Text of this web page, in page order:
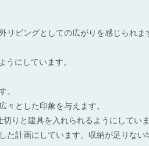
リビングとしての広がりを感じられま
うにしています。
。
々とした印象を与えます。
りと建具を入れられるようにしていま
た計画にしています。収納が足りな